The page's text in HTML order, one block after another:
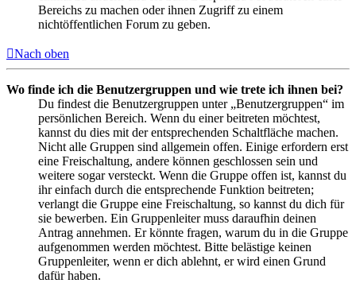
Bereichs zu machen oder ihnen Zugriff zu einem
nichtöffentlichen Forum zu geben.
Nach oben
Wo finde ich die Benutzergruppen und wie trete ich ihnen bei?
Du findest die Benutzergruppen unter „Benutzergruppen“ im
persönlichen Bereich. Wenn du einer beitreten möchtest,
kannst du dies mit der entsprechenden Schaltfläche machen.
Nicht alle Gruppen sind allgemein offen. Einige erfordern erst
eine Freischaltung, andere können geschlossen sein und
weitere sogar versteckt. Wenn die Gruppe offen ist, kannst du
ihr einfach durch die entsprechende Funktion beitreten;
verlangt die Gruppe eine Freischaltung, so kannst du dich für
sie bewerben. Ein Gruppenleiter muss daraufhin deinen
Antrag annehmen. Er könnte fragen, warum du in die Gruppe
aufgenommen werden möchtest. Bitte belästige keinen
Gruppenleiter, wenn er dich ablehnt, er wird einen Grund
dafür haben.